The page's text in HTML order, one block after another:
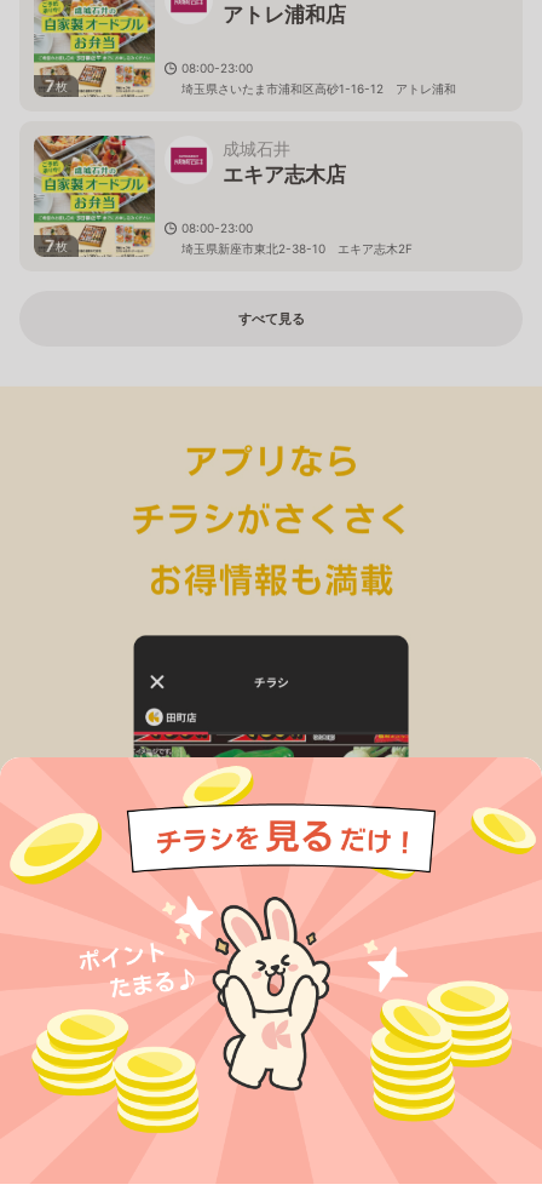
7枚
アトレ浦和店
08:00-23:00
埼玉県さいたま市浦和区高砂1-16-12 アトレ浦和
7枚
成城石井
エキア志木店
08:00-23:00
埼玉県新座市東北2-38-10 エキア志木2F
すべて見る